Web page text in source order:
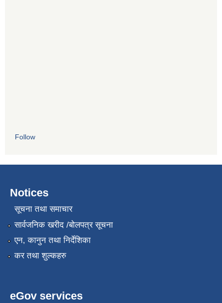
Follow
Notices
सूचना तथा समाचार
सार्वजनिक खरीद /बोलपत्र सूचना
एन, कानुन तथा निर्देशिका
कर तथा शुल्कहरु
eGov services